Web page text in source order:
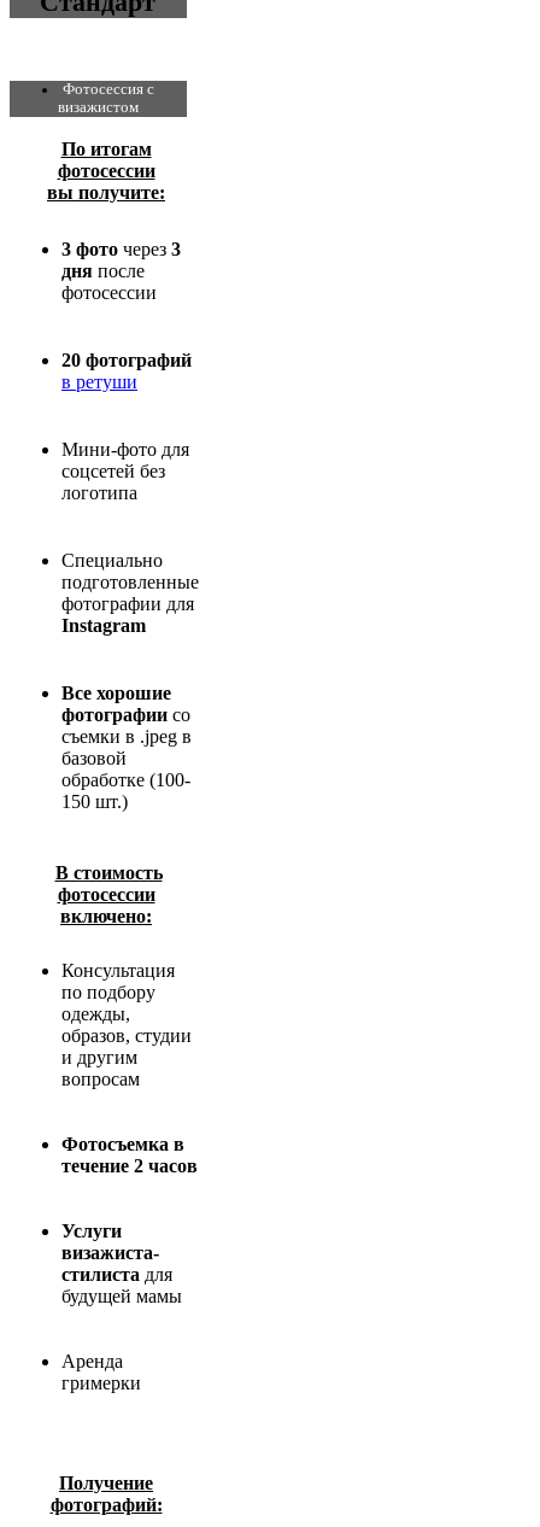
Фотосессия с
визажистом
По итогам
фотосессии
вы получите:
3 фото через 3
дня после
фотосессии
20 фотографий
в ретуши
Мини-фото для
соцсетей без
логотипа
Специально
подготовленные
фотографии для
Instagram
Все хорошие
фотографии со
съемки в .jpeg в
базовой
обработке (100-
150 шт.)
В стоимость
фотосессии
включено:
Консультация
по подбору
одежды,
образов, студии
и другим
вопросам
Фотосъемка в
течение 2 часов
Услуги
визажиста-
стилиста для
будущей мамы
Аренда
гримерки
Получение
фотографий: